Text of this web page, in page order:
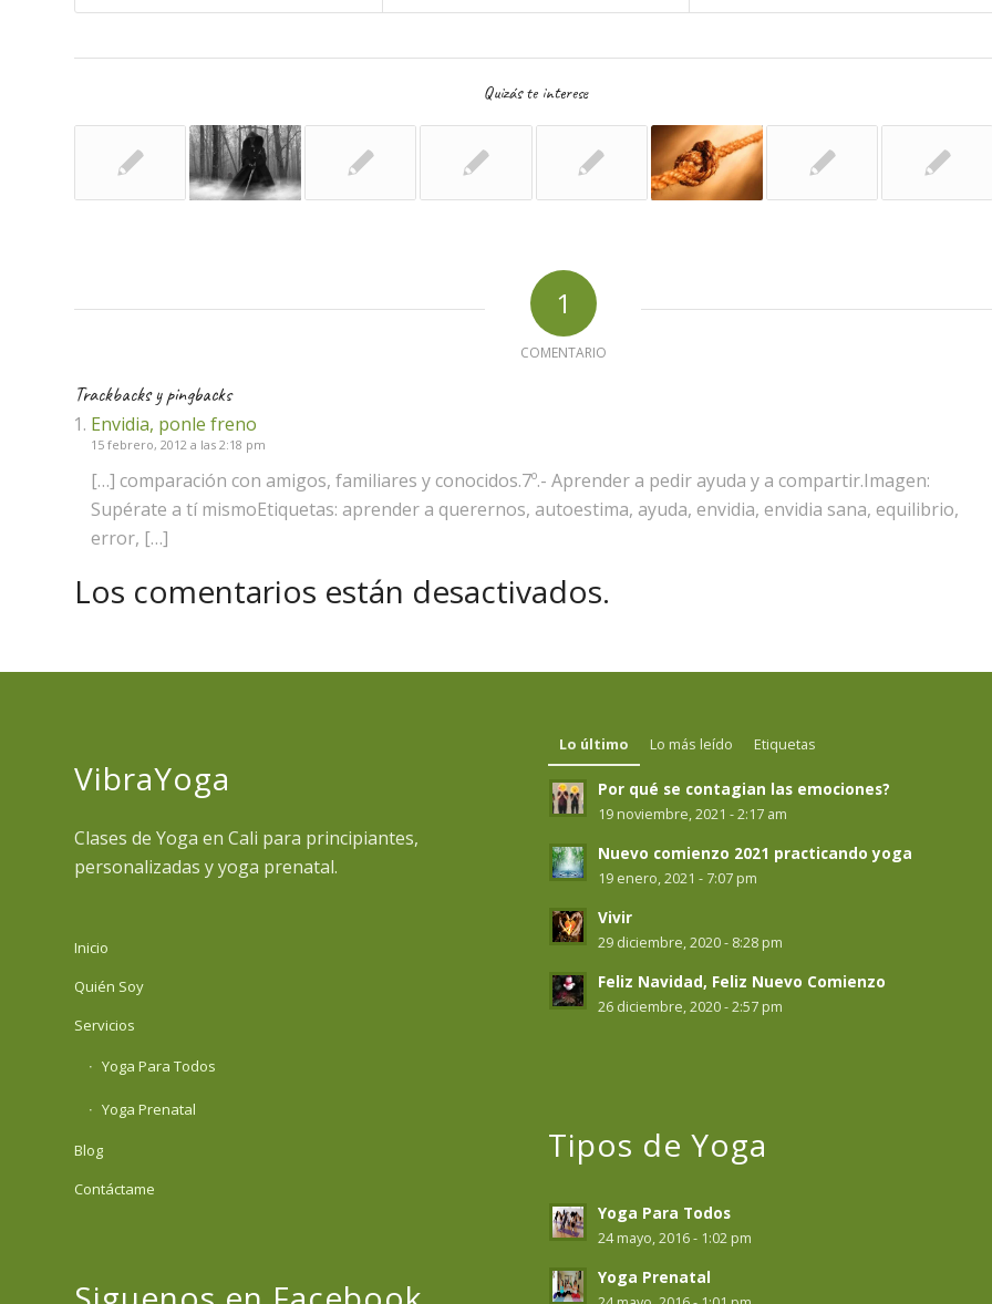
Quizás te interese
1
COMENTARIO
Trackbacks y pingbacks
Envidia, ponle freno
15 febrero, 2012 a las 2:18 pm
[…] comparación con amigos, familiares y conocidos.7º.- Aprender a pedir ayuda y a compartir.Imagen:
Supérate a tí mismoEtiquetas: aprender a querernos, autoestima, ayuda, envidia, envidia sana, equilibrio,
error, […]
Los comentarios están desactivados.
VibraYoga
Clases de Yoga en Cali para principiantes,
personalizadas y yoga prenatal.
Inicio
Quién Soy
Servicios
Yoga Para Todos
Yoga Prenatal
Blog
Contáctame
Lo último Lo más leído Etiquetas
Por qué se contagian las emociones?
19 noviembre, 2021 - 2:17 am
Nuevo comienzo 2021 practicando yoga
19 enero, 2021 - 7:07 pm
Vivir
29 diciembre, 2020 - 8:28 pm
Feliz Navidad, Feliz Nuevo Comienzo
26 diciembre, 2020 - 2:57 pm
Tipos de Yoga
Yoga Para Todos
24 mayo, 2016 - 1:02 pm
Yoga Prenatal